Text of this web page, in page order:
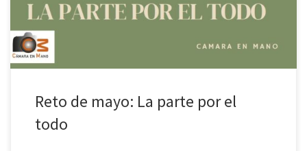
Reto de mayo: La parte por el
todo